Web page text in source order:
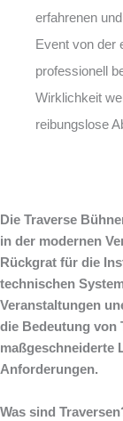
erfahrenen
Event von der
professionell
Wirklichkeit
reibungslose
Die Traverse
in der modernen
Rückgrat für die
technischen
Veranstaltungen
die Bedeutung von
maßgeschneiderte
Anforderungen.
Was sind